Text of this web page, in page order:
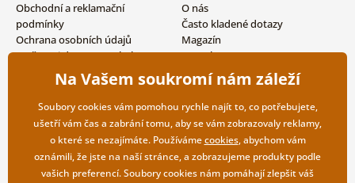
Obchodní a reklamační
podmínky
Ochrana osobních údajů
Možnosti dopravy a platby
Vrácení zboží
O nás
Často kladené dotazy
Magazín
Kontakty
Velkoobchodní spolupráce
Na Vašem soukromí nám záleží
Soubory cookies vám pomohou rychle najít to, co potřebujete,
ušetří vám čas a zabrání tomu, aby se vám zobrazovaly reklamy,
o které se nezajímáte. Používámecookies, abychom vám
oznámili, že jste na naší stránce, a zobrazujeme produkty podle
vašich preferencí. Soubory cookies nám pomáhají zlepšit váš